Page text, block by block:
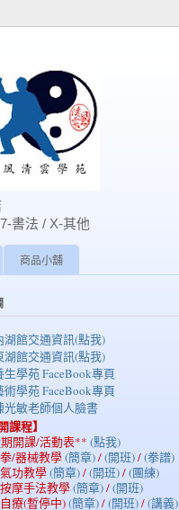
書法 / X-其他
商品小舖
館交通資訊(點我)
館交通資訊(點我)
學苑 FaceBook專頁
學苑 FaceBook專頁
敏老師個人臉書
課程】
開課/活動表** (點我)
/器械教學(簡章)/(開班)/(拳譜)
功教學(簡章)/(開班)/(團練)
摩手法教學(簡章)/(開班)
療(暫停中)(簡章)/(開班)/(講義)